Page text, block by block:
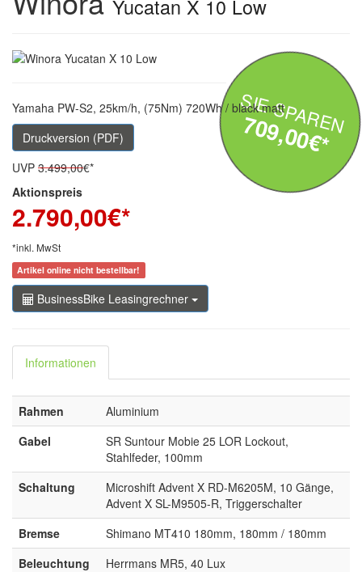
Yucatan X 10 Low
SIE SPAREN
709,00€*
Yamaha PW-S2, 25km/h, (75Nm) 720Wh / black matt
Druckversion (PDF)
UVP 3.499,00€*
Aktionspreis
2.790,00€*
*inkl. MwSt
Artikel online nicht bestellbar!
BusinessBike Leasingrechner
Informationen
Rahmen
Aluminium
Gabel
SR Suntour Mobie 25 LOR Lockout,
Stahlfeder, 100mm
Schaltung
Microshift Advent X RD-M6205M, 10 Gänge,
Advent X SL-M9505-R, Triggerschalter
Bremse
Shimano MT410 180mm, 180mm / 180mm
Beleuchtung
Herrmans MR5, 40 Lux